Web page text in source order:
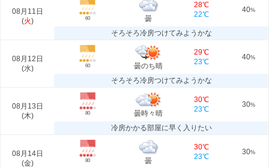
08月11日
(火) 60 曇
28℃
22℃
40%
そろそろ冷房つけてみようかな
08月12日
(水) 60 曇のち晴
29℃
23℃
40%
そろそろ冷房つけてみようかな
08月13日
(木) 80 曇時々晴
30℃
23℃
30%
冷房かかる部屋に早く入りたい
08月14日
(金) 80 曇
30℃
23℃
30%